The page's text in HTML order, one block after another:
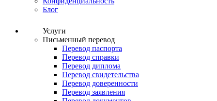
Блог
Услуги
Письменный перевод
Перевод паспорта
Перевод справки
Перевод диплома
Перевод свидетельства
Перевод доверенности
Перевод заявления